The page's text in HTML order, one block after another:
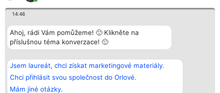
14:46
Ahoj, rádi Vám pomůžeme! 🙂 Klikněte na
příslušnou téma konverzace! 🙂
Jsem laureát, chci získat marketingové materiály.
Chci přihlásit svou společnost do Orlové.
Mám jiné otázky.
Bright Side Solutions sp. z o.
o. sp. k.
ul. Ruska 22
Wrocław 50-079
KRS 0000749100 | Regon
Vítězové
Seznam všech
laureátů
Zásady
Kontakt